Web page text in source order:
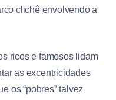
clichê envolvendo a
ricos e famosos lidam
as excentricidades
os “pobres” talvez